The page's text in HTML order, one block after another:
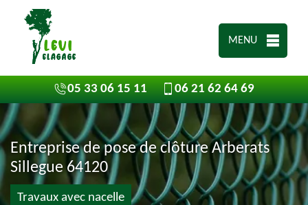
MENU
05 33 06 15 11 06 21 62 64 69
Entreprise de pose de clôture Arberats
Sillegue 64120
Travaux avec nacelle